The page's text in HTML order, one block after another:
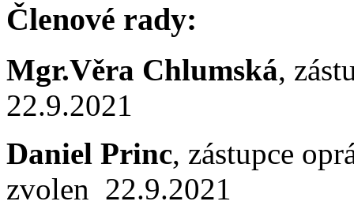
Členové rady:
Mgr.Věra Chlumská,
22.9.2021
Daniel Princ, zástupce
zvolen 22.9.2021